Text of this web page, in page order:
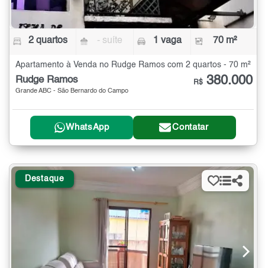
2 quartos - suíte 1 vaga 70 m²
Apartamento à Venda no Rudge Ramos com 2 quartos - 70 m²
Rudge Ramos
Grande ABC - São Bernardo do Campo
R$ 380.000
WhatsApp Contatar
Destaque